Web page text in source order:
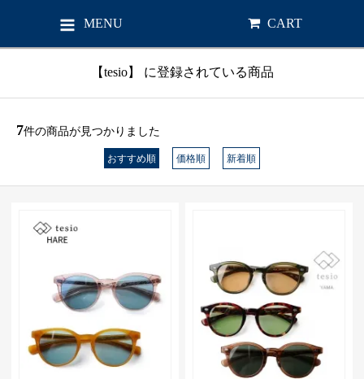
MENU CART
【tesio】 に登録されている商品
7件の商品が見つかりました
おすすめ順 価格順 新着順